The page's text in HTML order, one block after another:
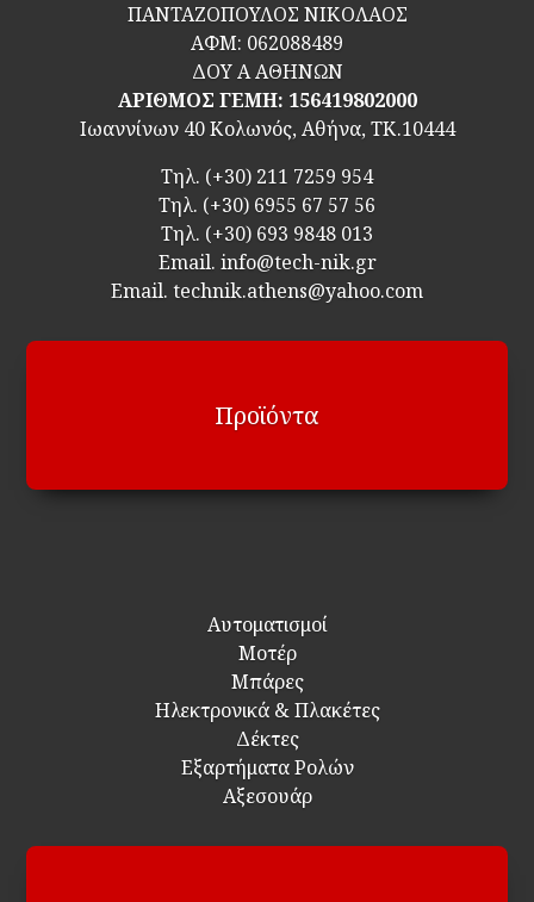
ΠΑΝΤΑΖΟΠΟΥΛΟΣ ΝΙΚΟΛΑΟΣ
ΑΦΜ: 062088489
ΔΟΥ Α ΑΘΗΝΩΝ
ΑΡΙΘΜΟΣ ΓΕΜΗ: 156419802000
Ιωαννίνων 40 Κολωνός, Αθήνα, ΤΚ.10444
Τηλ. (+30) 211 7259 954
Τηλ. (+30) 6955 67 57 56
Τηλ. (+30) 693 9848 013
Email. info@tech-nik.gr
Email. technik.athens@yahoo.com
Προϊόντα
Αυτοματισμοί
Μοτέρ
Μπάρες
Ηλεκτρονικά & Πλακέτες
Δέκτες
Εξαρτήματα Ρολών
Αξεσουάρ